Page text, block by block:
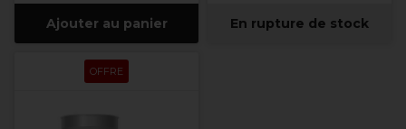
Ajouter au panier En rupture de stock
OFFRE